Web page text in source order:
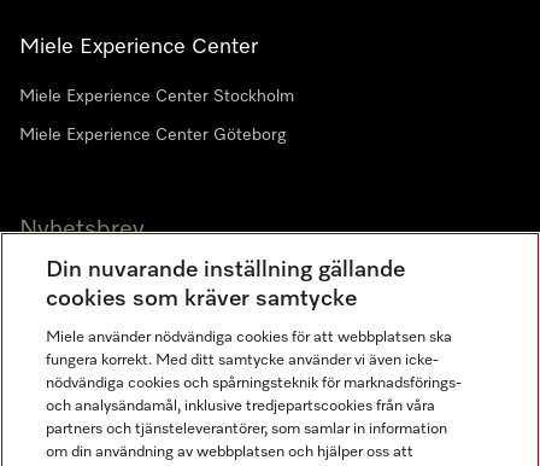
Miele Experience Center
Miele Experience Center Stockholm
Miele Experience Center Göteborg
Nyhetsbrev
Gå med i vår gemenskap
Din nuvarande inställning gällande
cookies som kräver samtycke
Miele använder nödvändiga cookies för att webbplatsen ska
fungera korrekt. Med ditt samtycke använder vi även icke-
nödvändiga cookies och spårningsteknik för marknadsförings-
och analysändamål, inklusive tredjepartscookies från våra
partners och tjänsteleverantörer, som samlar in information
om din användning av webbplatsen och hjälper oss att